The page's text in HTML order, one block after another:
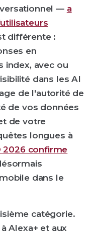
— a
différente :
en
index, avec ou
dans les AI
de l'autorité de
de vos données
de votre
longues à
2026 confirme
dans le
catégorie.
Alexa+ et aux